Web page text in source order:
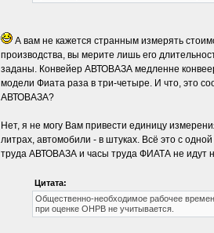
А вам не кажется странным измерять
производства, вы мерите лишь его
заданы. Конвейер АВТОВАЗА медленне
модели Фиата раза в три-четыре. И что, это
АВТОВАЗА?
Нет, я не могу Вам привести единицу
литрах, автомобили - в штуках. Всё это с
труда АВТОВАЗА и часы труда ФИАТА не идут
Цитата:
Общественно-необходимое рабочее
при оценке ОНРВ не учитывается.